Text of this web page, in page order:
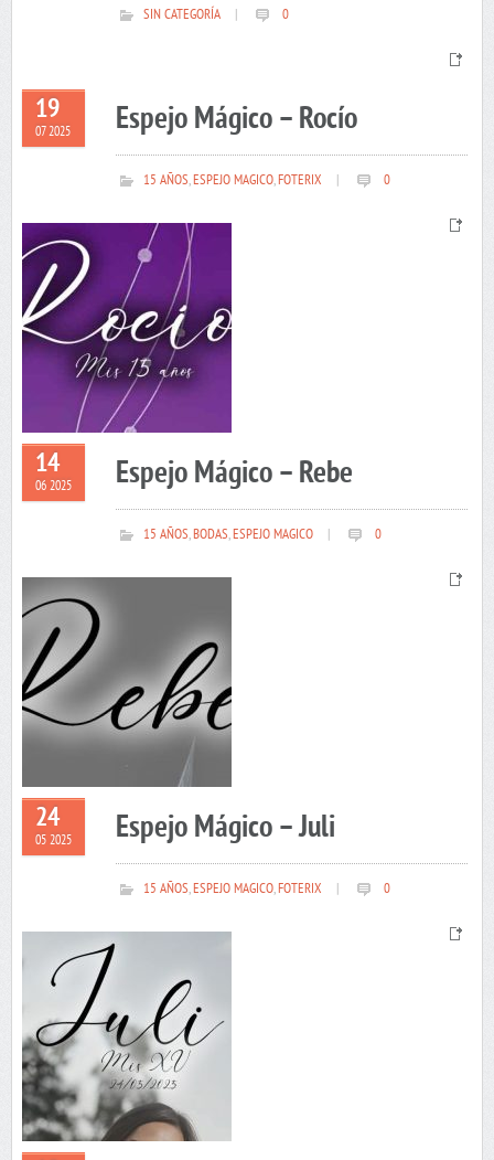
SIN CATEGORÍA 0
19
07 2025 Espejo Mágico – Rocío
15 AÑOS,ESPEJO MAGICO,FOTERIX 0
14
06 2025 Espejo Mágico – Rebe
15 AÑOS,BODAS,ESPEJO MAGICO 0
24
05 2025 Espejo Mágico – Juli
15 AÑOS,ESPEJO MAGICO,FOTERIX 0